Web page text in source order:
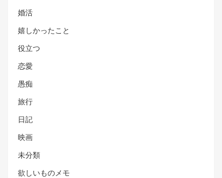
婚活
嬉しかったこと
役立つ
恋愛
愚痴
旅行
日記
映画
未分類
欲しいものメモ